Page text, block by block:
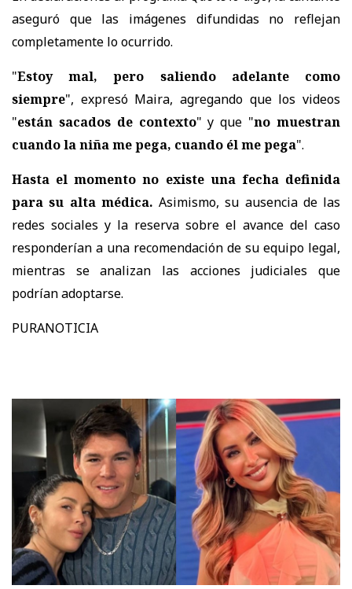
aseguró que las imágenes difundidas no reflejan
completamente lo ocurrido.
"Estoy mal, pero saliendo adelante como
siempre", expresó Maira, agregando que los videos
"están sacados de contexto" y que "no muestran
cuando la niña me pega, cuando él me pega".
Hasta el momento no existe una fecha definida
para su alta médica. Asimismo,su ausencia de las
redes sociales y la reserva sobre el avance del caso
responderían a una recomendación de su equipo legal,
mientras se analizan las acciones judiciales que
podrían adoptarse.
PURANOTICIA